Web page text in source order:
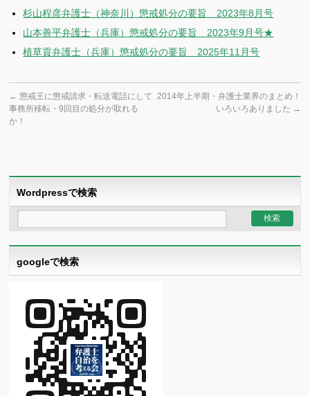
杉山程彦弁護士（神奈川）懲戒処分の要旨 2023年8月号
山本善平弁護士（兵庫）懲戒処分の要旨 2023年9月号★
植草貢弁護士（兵庫）懲戒処分の要旨 2025年11月号
← 懲戒王に懲戒請求・転送電話にして
事務所移転・9回目の処分が取れる
か！
2014年上半期・弁護士業界のまとめ！
いろいろありました →
Wordpressで検索
googleで検索